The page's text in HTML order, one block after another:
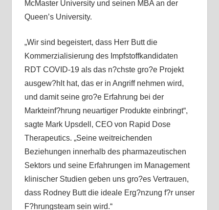
McMaster University und seinen MBA an der
Queen’s University.
„Wir sind begeistert, dass Herr Butt die
Kommerzialisierung des Impfstoffkandidaten
RDT COVID-19 als das n?chste gro?e Projekt
ausgew?hlt hat, das er in Angriff nehmen wird,
und damit seine gro?e Erfahrung bei der
Markteinf?hrung neuartiger Produkte einbringt“,
sagte Mark Upsdell, CEO von Rapid Dose
Therapeutics. „Seine weitreichenden
Beziehungen innerhalb des pharmazeutischen
Sektors und seine Erfahrungen im Management
klinischer Studien geben uns gro?es Vertrauen,
dass Rodney Butt die ideale Erg?nzung f?r unser
F?hrungsteam sein wird.“